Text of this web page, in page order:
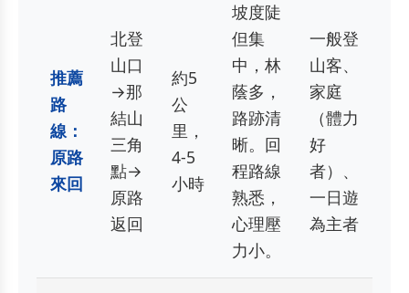
推薦
路
線：
原路
來回
北登
山口
→那
結山
三角
點→
原路
返回
約5
公
里，
4-5
小時
坡度陡
但集
中，林
蔭多，
路跡清
晰。回
程路線
熟悉，
心理壓
力小。
一般登
山客、
家庭
（體力
好
者）、
一日遊
為主者